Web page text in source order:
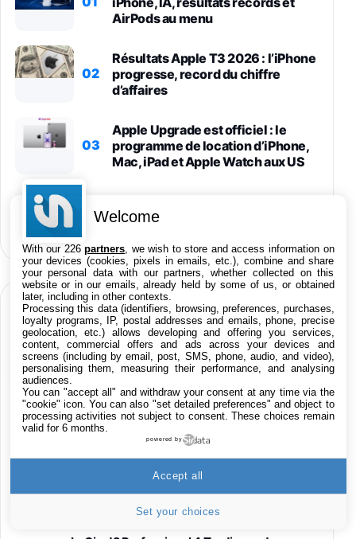
AirPods au menu
02
Résultats Apple T3 2026 : l’iPhone
progresse, record du chiffre
d’affaires
03
Apple Upgrade est officiel : le
programme de location d’iPhone,
Mac, iPad et Apple Watch aux US
04
iOS 26.6 est disponible, voici les
nouveautés
BONS PLANS LIVE 24H/24
Produits High-Tech
Applications
Films iTunes
Jeu Red Dead Redemption 2 sur Xbox One
15,9€23,09€
Welcome
With our 226partners , we wish to store and access information on
your devices (cookies, pixels in emails, etc.), combine and share
your personal data with our partners, whether collected on this
website or in our emails, already held by some of us, or obtained
later, including in other contexts.
Processing this data (identifiers, browsing, preferences, purchases,
loyalty programs, IP, postal addresses and emails, phone, precise
geolocation, etc.) allows developing and offering you services,
content, commercial offers and ads across your devices and
screens (including by email, post, SMS, phone, audio, and video),
personalising them, measuring their performance, and analysing
audiences.
You can "accept all" and withdraw your consent at any time via the
"cookie" icon. You can also "set detailed preferences" and object to
processing activities not subject to consent. These choices remain
valid for 6 months.
powered by
Set your choices
Accept all